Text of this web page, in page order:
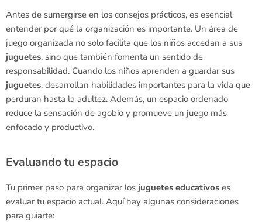
Antes de sumergirse en los consejos prácticos, es esencial
entender por qué la organización es importante. Un área de
juego organizada no solo facilita que los niños accedan a sus
juguetes, sino que también fomenta un sentido de
responsabilidad. Cuando los niños aprenden a guardar sus
juguetes, desarrollan habilidades importantes para la vida que
perduran hasta la adultez. Además, un espacio ordenado
reduce la sensación de agobio y promueve un juego más
enfocado y productivo.
Evaluando tu espacio
Tu primer paso para organizar los juguetes educativos es
evaluar tu espacio actual. Aquí hay algunas consideraciones
para guiarte: